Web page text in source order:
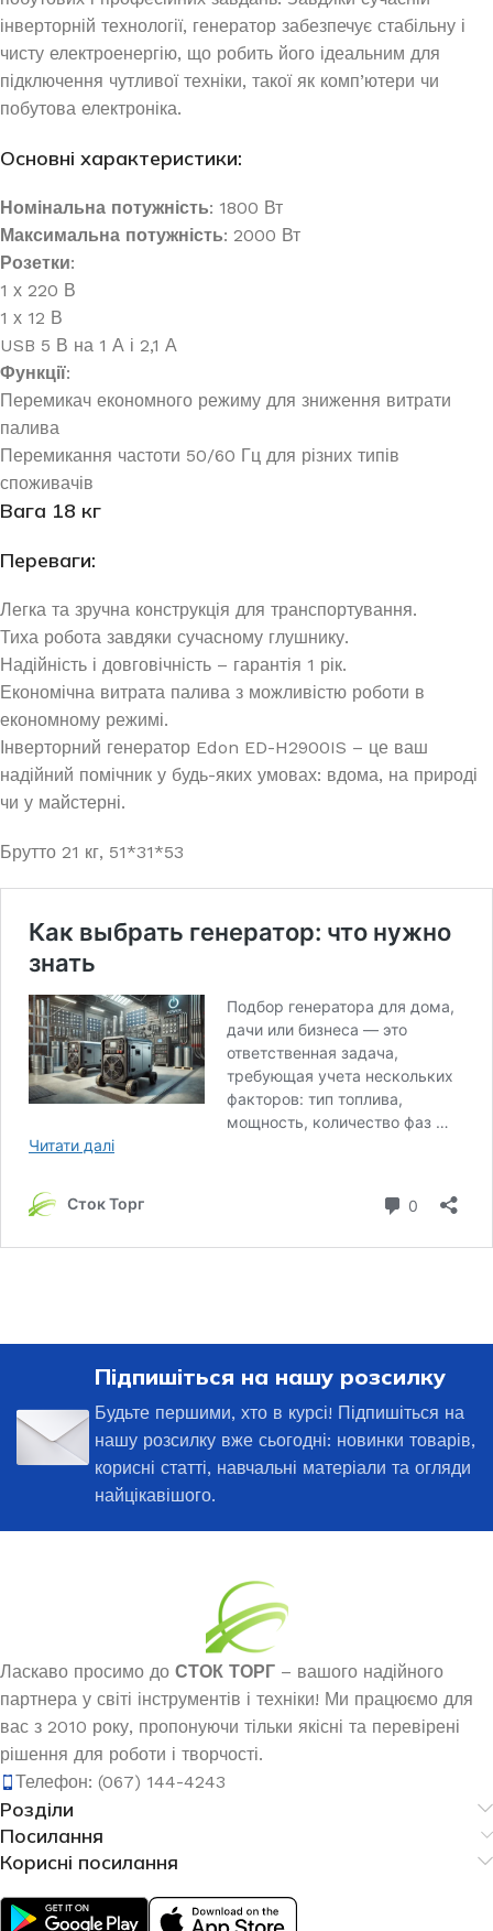
інверторній технології, генератор забезпечує стабільну і
чисту електроенергію, що робить його ідеальним для
підключення чутливої техніки, такої як комп’ютери чи
побутова електроніка.
Основні характеристики:
Номінальна потужність: 1800 Вт
Максимальна потужність: 2000 Вт
Розетки:
1 х 220 В
1 х 12 В
USB 5 В на 1 А і 2,1 А
Функції:
Перемикач економного режиму для зниження витрати
палива
Перемикання частоти 50/60 Гц для різних типів
споживачів
Вага 18 кг
Переваги:
Легка та зручна конструкція для транспортування.
Тиха робота завдяки сучасному глушнику.
Надійність і довговічність – гарантія 1 рік.
Економічна витрата палива з можливістю роботи в
економному режимі.
Інверторний генератор Edon ED-H2900IS – це ваш
надійний помічник у будь-яких умовах: вдома, на природі
чи у майстерні.
Брутто 21 кг, 51*31*53
Підпишіться на нашу розсилку
Будьте першими, хто в курсі! Підпишіться на
нашу розсилку вже сьогодні: новинки товарів,
корисні статті, навчальні матеріали та огляди
найцікавішого.
Ласкаво просимо до СТОК ТОРГ – вашого надійного
партнера у світі інструментів і техніки! Ми працюємо для
вас з 2010 року, пропонуючи тільки якісні та перевірені
рішення для роботи і творчості.
Телефон: (067) 144-4243
Розділи
Посилання
Корисні посилання